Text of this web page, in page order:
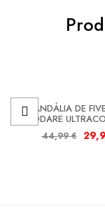
SANDÁLIA DE
MODARE
44,99€